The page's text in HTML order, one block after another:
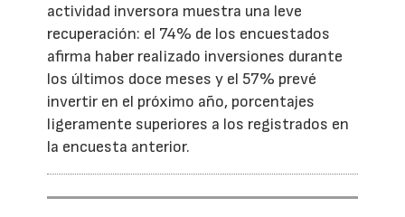
actividad inversora muestra una leve
recuperación: el 74% de los encuestados
afirma haber realizado inversiones durante
los últimos doce meses y el 57% prevé
invertir en el próximo año, porcentajes
ligeramente superiores a los registrados en
la encuesta anterior.